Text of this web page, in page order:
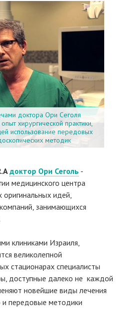
доктора Ори Сеголя
хирургической практики,
использование передовых
методик
доктор Ори Сеголь -
медицинского центра
оригинальных идей,
занимающихся
клиниками Израиля,
великолепной
стационарах специалисты
доступные далеко не каждой
новейшие виды лечения
передовые методики